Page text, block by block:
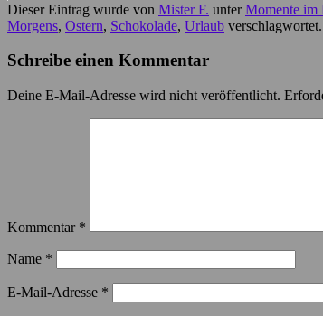
Dieser Eintrag wurde von Mister F. unterMomente im
Morgens, Ostern, Schokolade, Urlaub
Schreibe einen Kommentar
Deine E-Mail-Adresse wird nicht veröffentlicht.
Kommentar *
Name *
E-Mail-Adresse *